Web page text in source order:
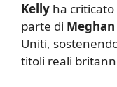
Kelly ha criticato
parte di Meghan
Uniti,
titoli reali